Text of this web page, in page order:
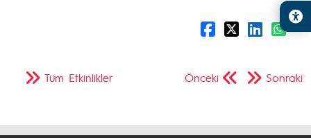
Önceki Sonraki
Tüm Etkinlikler